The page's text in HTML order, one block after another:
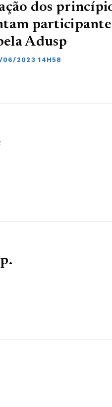
dos
Adusp
2023 14H58